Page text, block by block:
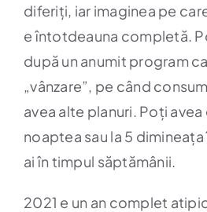
diferiți, iar imaginea pe
e întotdeauna completă.
după un anumit program
„vânzare”, pe când
avea alte planuri. Poți avea
noaptea sau la 5
ai în timpul săptămânii.
2021 e un an complet